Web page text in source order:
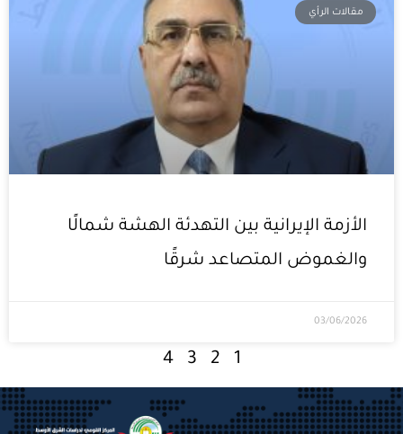
مقالات الرأي
الأزمة الإيرانية بين التهدئة الهشة شمالًا
والغموض المتصاعد شرقًا
03/06/2026
1
2
3
4